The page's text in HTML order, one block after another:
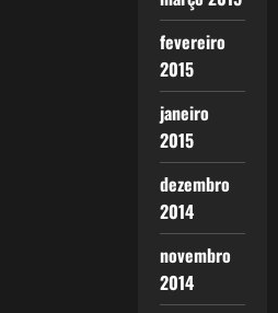
fevereiro
2015
janeiro
2015
dezembro
2014
novembro
2014